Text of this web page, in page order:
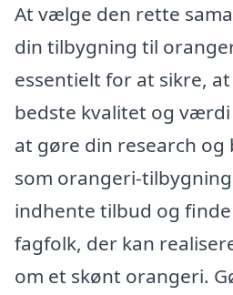
At vælge den rette
din tilbygning til
essentielt for at sikre,
bedste kvalitet og
at gøre din research
som orangeri-
indhente tilbud og
fagfolk, der kan
om et skønt orangeri.